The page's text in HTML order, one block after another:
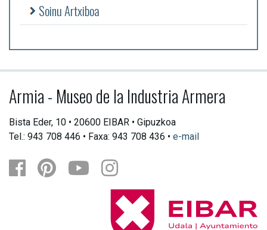
Soinu Artxiboa
Armia - Museo de la Industria Armera
Bista Eder, 10 • 20600 EIBAR • Gipuzkoa
Tel.: 943 708 446 • Faxa: 943 708 436 • e-mail